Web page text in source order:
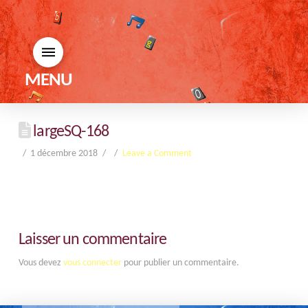
MENU
largeSQ-168
1 décembre 2018 Leave a Comment
Laisser un commentaire
Vous devez vous connecterpour publier un commentaire.